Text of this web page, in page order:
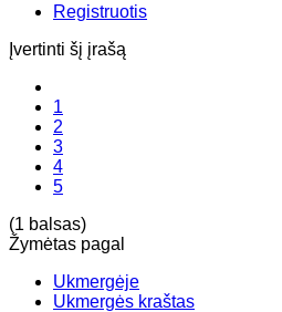
Registruotis
Įvertinti šį įrašą
1
2
3
4
5
(1 balsas)
Žymėtas pagal
Ukmergėje
Ukmergės kraštas